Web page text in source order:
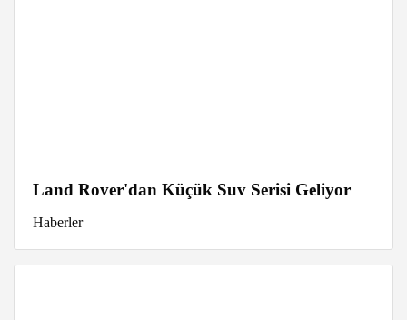
Land Rover'dan Küçük Suv Serisi Geliyor
Haberler